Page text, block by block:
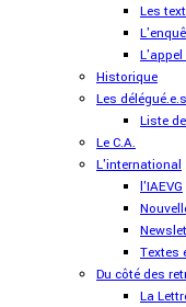
Les
L'appel
Historique
Les délégué.e.s
Liste
Le C.A.
L'international
l'IAEVG
Textes
Du côté des
La